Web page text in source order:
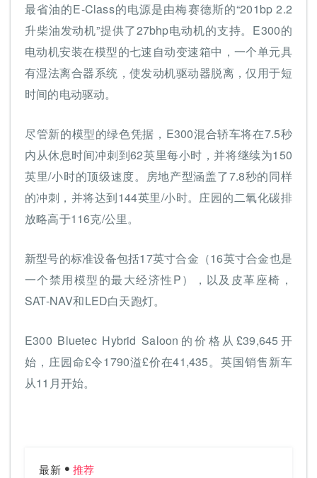
最省油的E-Class的电源是由梅赛德斯的“201bp 2.2
升柴油发动机”提供了27bhp电动机的支持。E300的
电动机安装在模型的七速自动变速箱中，一个单元具
有湿法离合器系统，使发动机驱动器脱离，仅用于短
时间的电动驱动。
尽管新的模型的绿色凭据，E300混合轿车将在7.5秒
内从休息时间冲刺到62英里每小时，并将继续为150
英里/小时的顶级速度。房地产型涵盖了7.8秒的同样
的冲刺，并将达到144英里/小时。庄园的二氧化碳排
放略高于116克/公里。
新型号的标准设备包括17英寸合金（16英寸合金也是
一个禁用模型的最大经济性P），以及皮革座椅，
SAT-NAV和LED白天跑灯。
E300 Bluetec Hybrid Saloon的价格从£39,645开
始，庄园命£令1790溢£价在41,435。英国销售新车
从11月开始。
最新 推荐